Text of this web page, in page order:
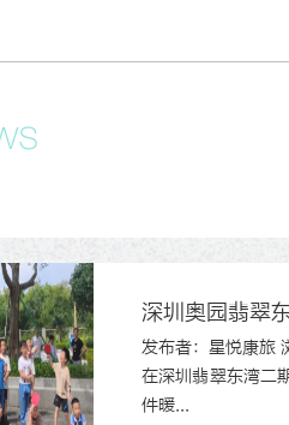
深圳奥园翡翠
发布者：星悦康旅
在深圳翡翠东湾二
件暖...